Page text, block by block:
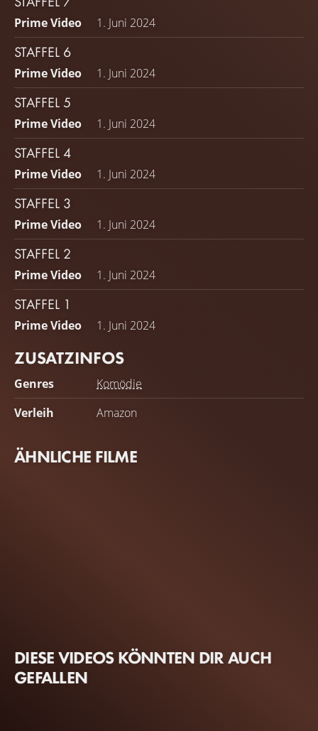
Achterbahnfahrt erscheinen. Die Leute können Ihnen die
Fahrt beschreiben, aber um wirklich zu wissen, wie es ist,
müssen Sie sie selbst erleben.
Prime Video 1. Juni 2024
STAFFEL 6
Prime Video 1. Juni 2024
STAFFEL 5
Prime Video 1. Juni 2024
STAFFEL 4
Prime Video 1. Juni 2024
STAFFEL 3
Prime Video 1. Juni 2024
STAFFEL 2
Prime Video 1. Juni 2024
STAFFEL 1
Prime Video 1. Juni 2024
ZUSATZINFOS
Genres
Komödie
Verleih
Amazon
ÄHNLICHE FILME
DIESE VIDEOS KÖNNTEN DIR AUCH
GEFALLEN